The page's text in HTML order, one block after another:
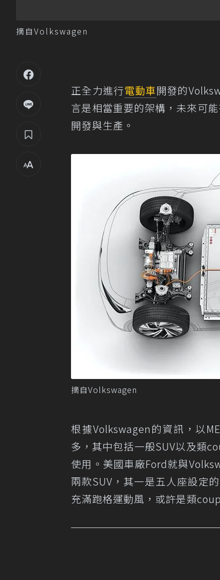
摘自Volkswagen
正全力進行電動車開發的
言是相當重要的架構，未來可
開發與生產。
摘自Volkswagen
根據Volkswagen的資訊，以
多，其中包括一般SUV以及類
使用。美國車廠Ford就與
兩款SUV，其一是五人座設定
充滿跑格運動風，或許是類